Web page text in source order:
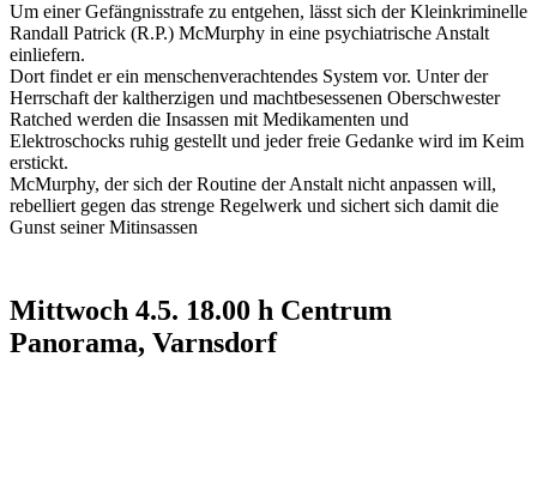
Um einer Gefängnisstrafe zu entgehen, lässt sich der Kleinkriminelle
Randall Patrick (R.P.) McMurphy in eine psychiatrische Anstalt
einliefern.
Dort findet er ein menschenverachtendes System vor. Unter der
Herrschaft der kaltherzigen und machtbesessenen Oberschwester
Ratched werden die Insassen mit Medikamenten und
Elektroschocks ruhig gestellt und jeder freie Gedanke wird im Keim
erstickt.
McMurphy, der sich der Routine der Anstalt nicht anpassen will,
rebelliert gegen das strenge Regelwerk und sichert sich damit die
Gunst seiner Mitinsassen
Mittwoch 4.5. 18.00 h Centrum
Panorama, Varnsdorf